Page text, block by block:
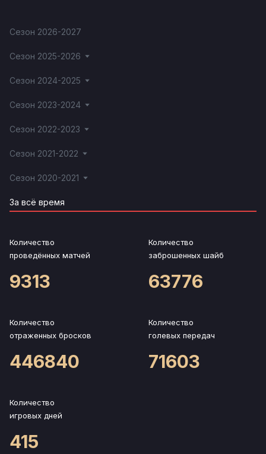
Сезон 2026-2027
Сезон 2025-2026
Сезон 2024-2025
Сезон 2023-2024
Сезон 2022-2023
Сезон 2021-2022
Сезон 2020-2021
За всё время
Количество
проведённых матчей
9313
Количество
заброшенных шайб
63776
Количество
отраженных бросков
446840
Количество
голевых передач
71603
Количество
игровых дней
415